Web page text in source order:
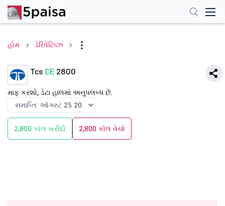
હોમ ડેરિવેટિવ્ઝ
Tcs CE 2800
માફ કરશો, ડેટા હાલમાં અનુપલબ્ધ છે.
2,800 કૉલ ખરીદો 2,800 કૉલ વેચો